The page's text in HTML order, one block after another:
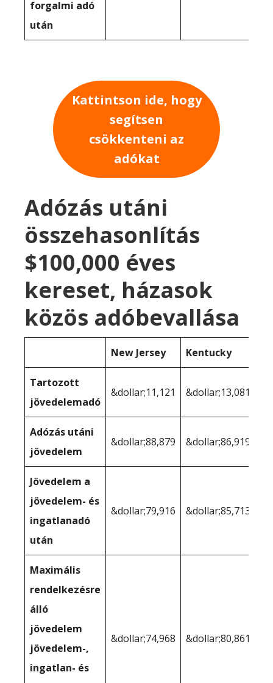
forgalmi adó
után
Kattintson ide, hogy
segítsen
csökkenteni az
adókat
Adózás utáni
összehasonlítás
$100,000 éves
kereset, házasok
közös adóbevallása
New Jersey Kentucky
Tartozott
jövedelemadó
&dollar;11,121 &dollar;13,081
Adózás utáni
jövedelem
&dollar;88,879 &dollar;86,919
Jövedelem a
jövedelem- és
ingatlanadó
után
&dollar;79,916 &dollar;85,713
Maximális
rendelkezésre
álló
jövedelem
jövedelem-,
ingatlan- és
&dollar;74,968 &dollar;80,861